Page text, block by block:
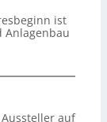
ist
Anlagenbau
auf